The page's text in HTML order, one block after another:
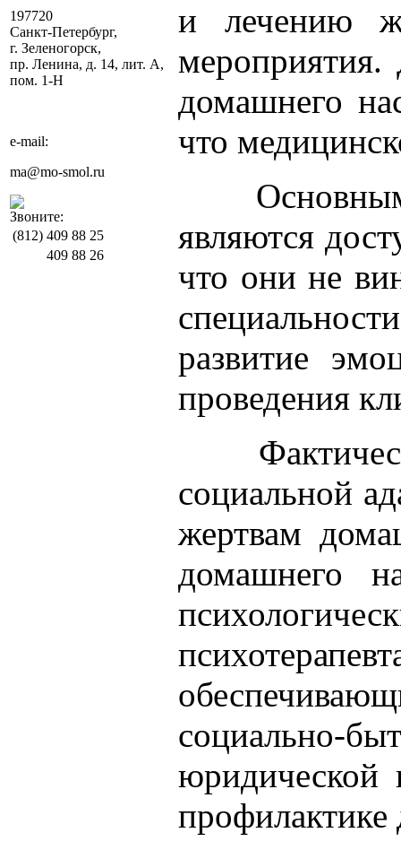
197720
Санкт-Петербург,
г. Зеленогорск,
пр. Ленина, д. 14, лит. А,
пом. 1-Н
e-mail:
ma@mo-smol.ru
Звоните:
(812) 409 88 25
409 88 26
и лечению
мероприятия.
домашнего
что
являются
что они не
развитие
проведения
социальной
жертвам
домашнего
социально-
юридической